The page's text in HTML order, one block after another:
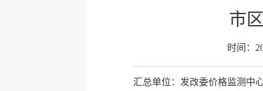
市
时间：
汇总单位：发改委价格